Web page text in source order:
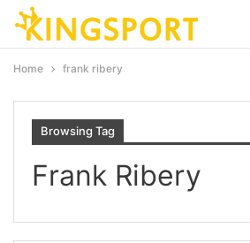
Home frank ribery
Browsing Tag
Frank Ribery